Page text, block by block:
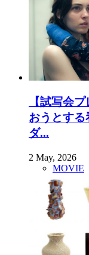
【試写会
おうとす
ダ...
2 May, 2026
MOVIE